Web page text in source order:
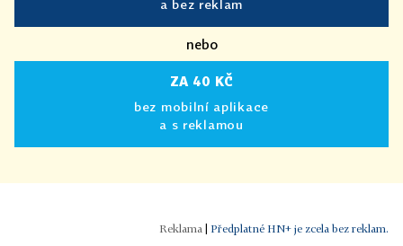
a bez reklam
nebo
ZA 40 KČ
bez mobilní aplikace
a s reklamou
| Předplatné HN+ je zcela bez reklam.